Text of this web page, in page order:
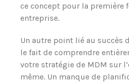
ce concept pour la première
entreprise.
Un autre point lié au succès
le fait de comprendre
votre stratégie de MDM sur
même. Un manque de